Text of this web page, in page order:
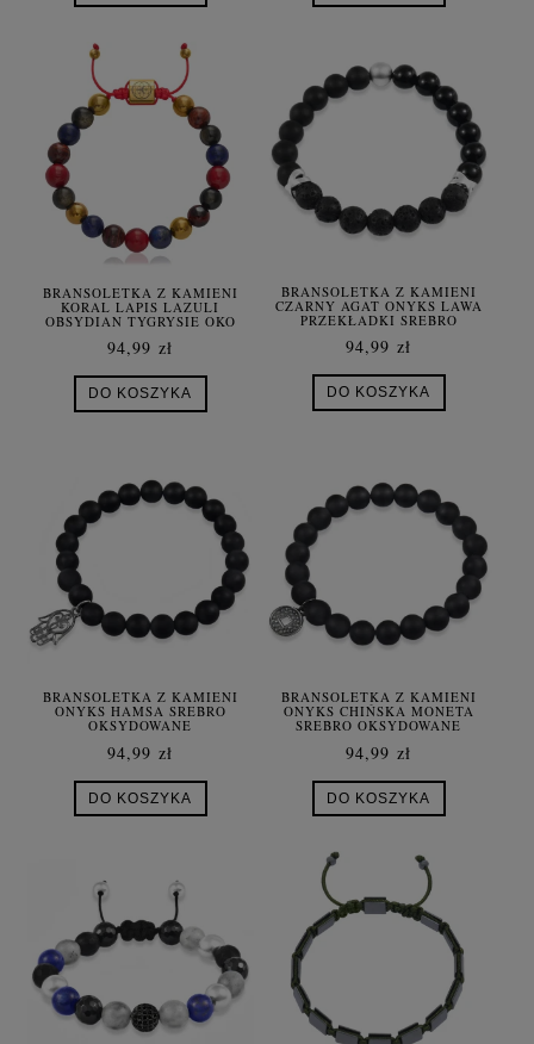
BRANSOLETKA Z KAMIENI
KORAL LAPIS LAZULI
OBSYDIAN TYGRYSIE OKO
94,99 zł
DO KOSZYKA
BRANSOLETKA Z KAMIENI
CZARNY AGAT ONYKS LAWA
PRZEKŁADKI SREBRO
94,99 zł
DO KOSZYKA
BRANSOLETKA Z KAMIENI
ONYKS HAMSA SREBRO
OKSYDOWANE
94,99 zł
DO KOSZYKA
BRANSOLETKA Z KAMIENI
ONYKS CHIŃSKA MONETA
SREBRO OKSYDOWANE
94,99 zł
DO KOSZYKA